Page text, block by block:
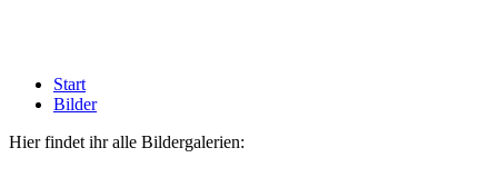
Start
Bilder
Hier findet ihr alle Bildergalerien: